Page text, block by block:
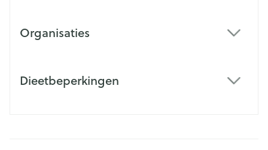
Organisaties
Dieetbeperkingen